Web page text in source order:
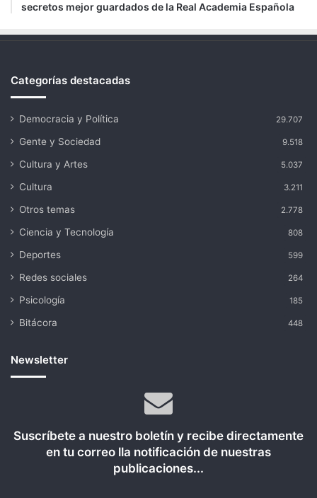
secretos mejor guardados de la Real Academia Española
Categorías destacadas
Democracia y Política 29.707
Gente y Sociedad 9.518
Cultura y Artes 5.037
Cultura 3.211
Otros temas 2.778
Ciencia y Tecnología 808
Deportes 599
Redes sociales 264
Psicología 185
Bitácora 448
Newsletter
Suscríbete a nuestro boletín y recibe directamente
en tu correo lla notificación de nuestras
publicaciones...